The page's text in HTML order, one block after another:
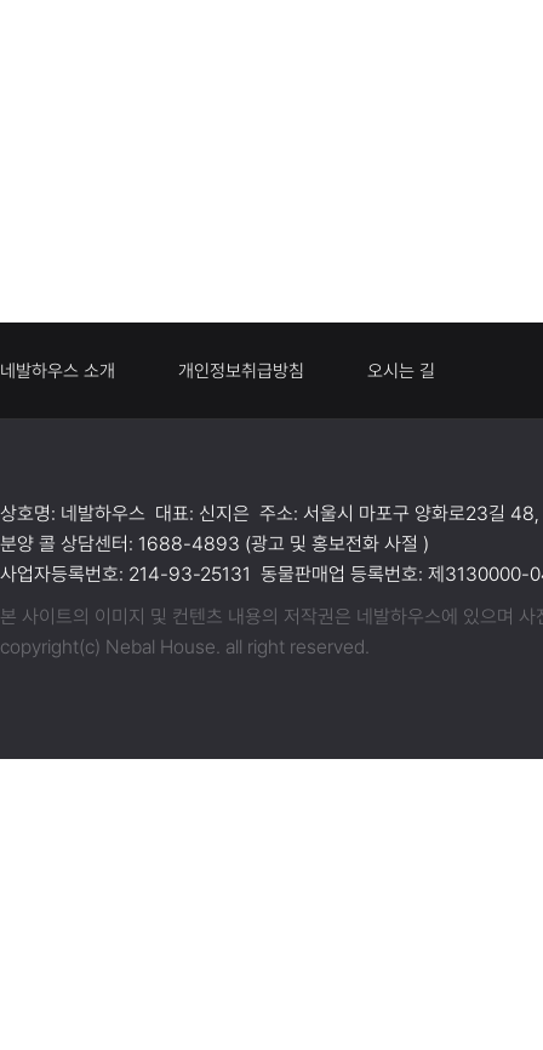
네발하우스 소개 개인정보취급방침 오시는 길
상호명: 네발하우스 대표: 신지은 주소: 서울시 마포구 양화로23길
분양 콜 상담센터: 1688-4893 (광고 및 홍보전화 사절 )
사업자등록번호: 214-93-25131 동물판매업 등록번호: 제
본 사이트의 이미지 및 컨텐츠 내용의 저작권은 네발하우스에 있으며
copyright(c) Nebal House. all right reserved.